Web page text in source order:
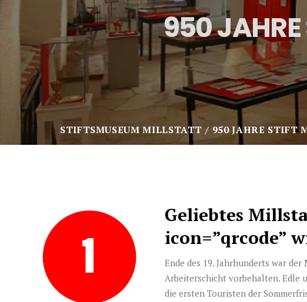
950 JAHRE
STIFTSMUSEUM MILLSTATT 950 JAHRE STIFT
Geliebtes
icon=”qrcode”
Ende des 19. Jahrhunderts war der
Arbeiterschicht vorbehalten. Edle
die ersten Touristen der